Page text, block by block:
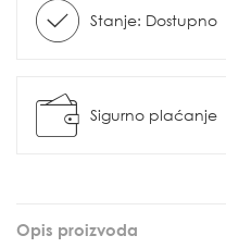
Stanje: Dostupno
Sigurno plaćanje
Opis proizvoda